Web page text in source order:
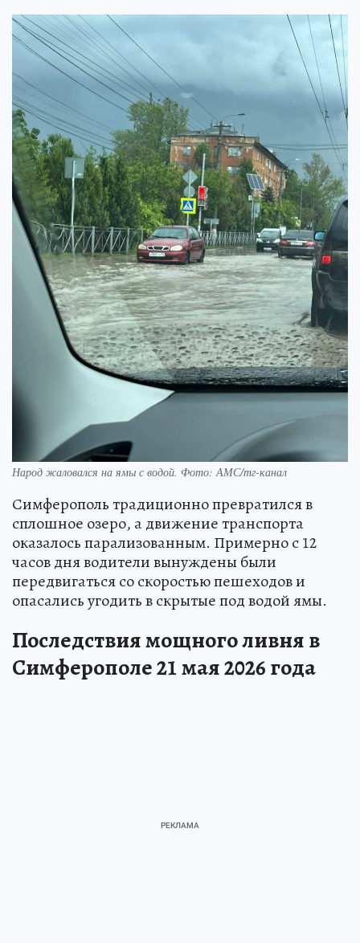
Народ жаловался на ямы с водой. Фото: АМС/тг-канал
Симферополь традиционно превратился в
сплошное озеро, а движение транспорта
оказалось парализованным. Примерно с 12
часов дня водители вынуждены были
передвигаться со скоростью пешеходов и
опасались угодить в скрытые под водой ямы.
Последствия мощного ливня в
Симферополе 21 мая 2026 года